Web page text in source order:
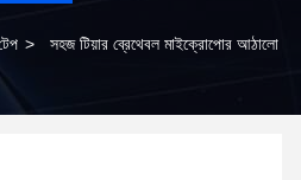
> সহজ টিয়ার ব্রেথেবল মাইক্রোপোর আঠালো